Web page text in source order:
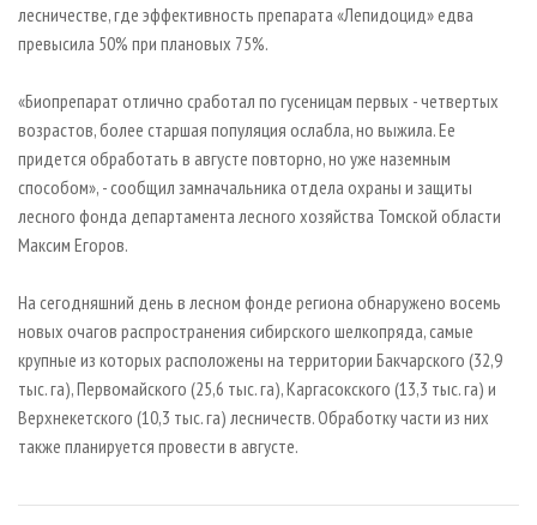
лесничестве, где эффективность препарата «Лепидоцид» едва
превысила 50% при плановых 75%.
«Биопрепарат отлично сработал по гусеницам первых - четвертых
возрастов, более старшая популяция ослабла, но выжила. Ее
придется обработать в августе повторно, но уже наземным
способом», - сообщил замначальника отдела охраны и защиты
лесного фонда департамента лесного хозяйства Томской области
Максим Егоров.
На сегодняшний день в лесном фонде региона обнаружено восемь
новых очагов распространения сибирского шелкопряда, самые
крупные из которых расположены на территории Бакчарского (32,9
тыс. га), Первомайского (25,6 тыс. га), Каргасокского (13,3 тыс. га) и
Верхнекетского (10,3 тыс. га) лесничеств. Обработку части из них
также планируется провести в августе.